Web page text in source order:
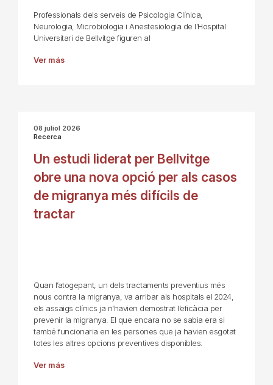
Professionals dels serveis de Psicologia Clínica,
Neurologia, Microbiologia i Anestesiologia de l’Hospital
Universitari de Bellvitge figuren al
Ver más
08 juliol 2026
Recerca
Un estudi liderat per Bellvitge
obre una nova opció per als casos
de migranya més difícils de
tractar
Quan l’atogepant, un dels tractaments preventius més
nous contra la migranya, va arribar als hospitals el 2024,
els assaigs clínics ja n’havien demostrat l’eficàcia per
prevenir la migranya. El que encara no se sabia era si
també funcionaria en les persones que ja havien esgotat
totes les altres opcions preventives disponibles.
Ver más